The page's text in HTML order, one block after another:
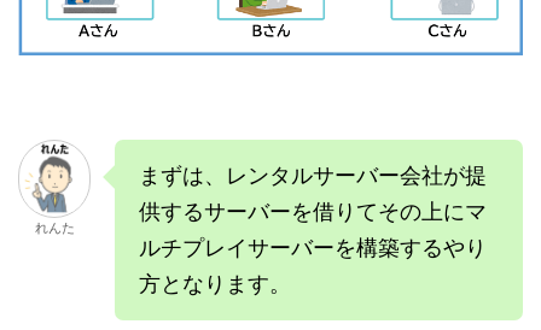
れんた
まずは、レンタルサーバー会社が提
供するサーバーを借りてその上にマ
ルチプレイサーバーを構築するやり
方となります。